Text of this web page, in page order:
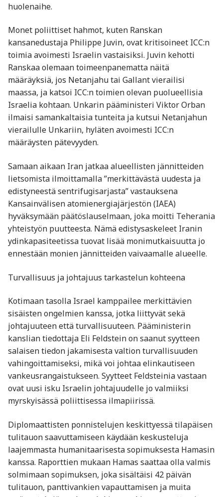
huolenaihe.
Monet poliittiset hahmot, kuten Ranskan
kansanedustaja Philippe Juvin, ovat kritisoineet ICC:n
toimia avoimesti Israelin vastaisiksi. Juvin kehotti
Ranskaa olemaan toimeenpanematta näitä
määräyksiä, jos Netanjahu tai Gallant vierailisi
maassa, ja katsoi ICC:n toimien olevan puolueellisia
Israelia kohtaan. Unkarin pääministeri Viktor Orban
ilmaisi samankaltaisia tunteita ja kutsui Netanjahun
vierailulle Unkariin, hyläten avoimesti ICC:n
määräysten pätevyyden.
Samaan aikaan Iran jatkaa alueellisten jännitteiden
lietsomista ilmoittamalla ”merkittävästä uudesta ja
edistyneestä sentrifugisarjasta” vastauksena
Kansainvälisen atomienergiajärjestön (IAEA)
hyväksymään päätöslauselmaan, joka moitti Teherania
yhteistyön puutteesta. Nämä edistysaskeleet Iranin
ydinkapasiteetissa tuovat lisää monimutkaisuutta jo
ennestään monien jännitteiden vaivaamalle alueelle.
Turvallisuus ja johtajuus tarkastelun kohteena
Kotimaan tasolla Israel kamppailee merkittävien
sisäisten ongelmien kanssa, jotka liittyvät sekä
johtajuuteen että turvallisuuteen. Pääministerin
kanslian tiedottaja Eli Feldstein on saanut syytteen
salaisen tiedon jakamisesta valtion turvallisuuden
vahingoittamiseksi, mikä voi johtaa elinkautiseen
vankeusrangaistukseen. Syytteet Feldsteinia vastaan
ovat uusi isku Israelin johtajuudelle jo valmiiksi
myrskyisässä poliittisessa ilmapiirissä.
Diplomaattisten ponnistelujen keskittyessä tilapäisen
tulitauon saavuttamiseen käydään keskusteluja
laajemmasta humanitaarisesta sopimuksesta Hamasin
kanssa. Raporttien mukaan Hamas saattaa olla valmis
solmimaan sopimuksen, joka sisältäisi 42 päivän
tulitauon, panttivankien vapauttamisen ja muita